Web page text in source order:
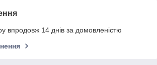
впродовж 14 днів за домовленістю